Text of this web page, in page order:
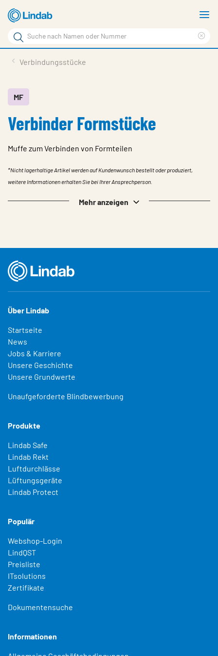
Zum
Hauptinhalt
Suchbegriff
Seite
durchsuchen
Im Fokus
Über Lindab
Einloggen
Sprache wählen
Switzerland - German
Verbindungsstücke
MF
Verbinder Formstücke
Muffe zum Verbinden von Formteilen
*Nicht lagerhaltige Artikel werden auf Kundenwunsch bestellt oder produziert,
weitere Informationen erhalten Sie bei Ihrer Ansprechperson.
Mehr anzeigen
Über Lindab
Startseite
News
Jobs & Karriere
Unsere Geschichte
Unsere Grundwerte
Unaufgeforderte Blindbewerbung
Produkte
Lindab Safe
Lindab Rekt
Luftdurchlässe
Lüftungsgeräte
Lindab Protect
Populär
Webshop-Login
LindQST
Preisliste
ITsolutions
Zertifikate
Dokumentensuche
Informationen